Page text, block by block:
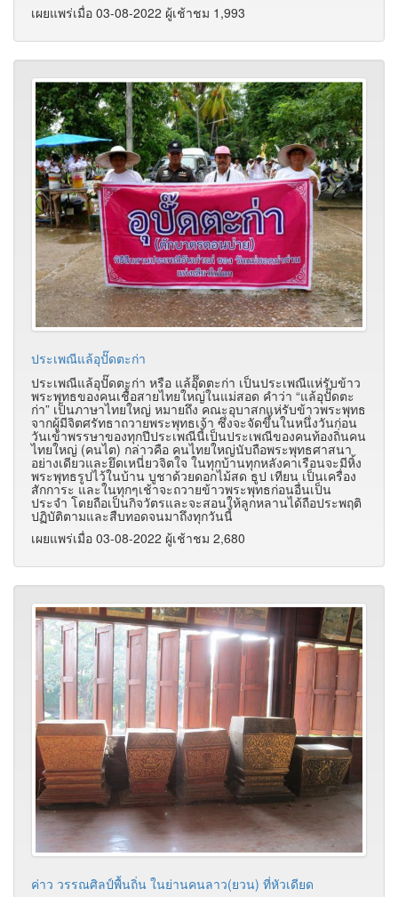
เผยแพร่เมื่อ 03-08-2022 ผู้เช้าชม 1,993
ประเพณีแล้อุปั๊ดตะก่า
ประเพณีแล้อุปั๊ดตะก่า หรือ แล้อุ๊๊ดตะก่า เป็นประเพณีแห่รับข้าว
พระพุทธของคนเชื้อสายไทยใหญ่ในแม่สอด คำว่า “แล้อุปั๊ดตะ
ก่า” เป็นภาษาไทยใหญ่ หมายถึง คณะอุบาสกแห่รับข้าวพระพุทธ
จากผู้มีจิตศรัทธาถวายพระพุทธเจ้า ซึ่งจะจัดขึ้นในหนึ่งวันก่อน
วันเข้าพรรษาของทุกปีประเพณีนี้เป็นประเพณีของคนท้องถิ่นคน
ไทยใหญ่ (คนไต) กล่าวคือ คนไทยใหญ่นับถือพระพุทธศาสนา
อย่างเดียวและยึดเหนี่ยวจิตใจ ในทุกบ้านทุกหลังคาเรือนจะมีหิ้ง
พระพุทธรูปไว้ในบ้าน บูชาด้วยดอกไม้สด ธูป เทียน เป็นเครื่อง
สักการะ และในทุกๆเช้าจะถวายข้าวพระพุทธก่อนอื่นเป็น
ประจำ โดยถือเป็นกิจวัตรและจะสอนให้ลูกหลานได้ถือประพฤติ
ปฏิบัติตามและสืบทอดจนมาถึงทุกวันนี้
เผยแพร่เมื่อ 03-08-2022 ผู้เช้าชม 2,680
ค่าว วรรณศิลป์พื้นถิ่น ในย่านคนลาว(ยวน) ที่หัวเดียด